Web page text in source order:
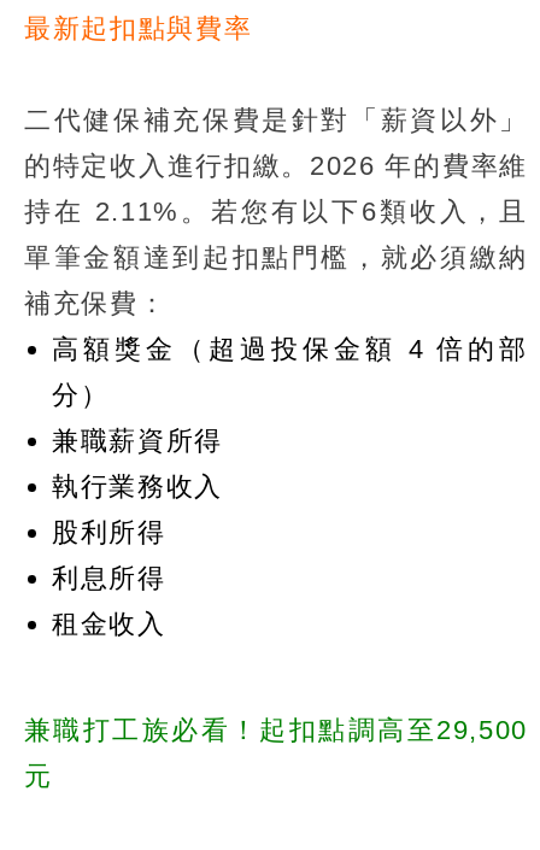
最新起扣點與費率
二代健保補充保費是針對「薪資以外」
的特定收入進行扣繳。2026 年的費率維
持在 2.11%。若您有以下6類收入，且
單筆金額達到起扣點門檻，就必須繳納
補充保費：
高額獎金（超過投保金額 4 倍的部
分）
兼職薪資所得
執行業務收入
股利所得
利息所得
租金收入
兼職打工族必看！起扣點調高至29,500
元